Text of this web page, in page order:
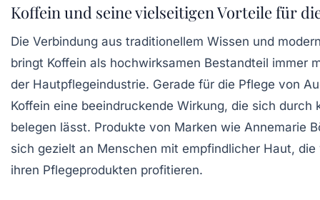
Koffein und seine vielseitigen Vorteile für
Die Verbindung aus traditionellem Wissen und
bringt Koffein als hochwirksamen Bestandteil immer
der Hautpflegeindustrie. Gerade für die Pflege von
Koffein eine beeindruckende Wirkung, die sich durch
belegen lässt. Produkte von Marken wie Annemarie
sich gezielt an Menschen mit empfindlicher Haut, die
ihren Pflegeprodukten profitieren.